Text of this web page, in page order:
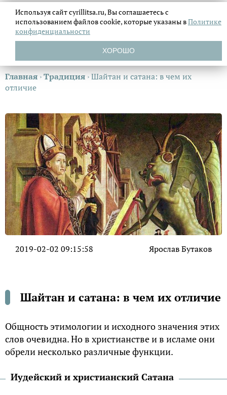
Главная ›Традиция ›Шайтан и сатана: в чем их
отличие
2019-02-02 09:15:58 Ярослав Бутаков
Шайтан и сатана: в чем их отличие
Общность этимологии и исходного значения этих
слов очевидна. Но в христианстве и в исламе они
обрели несколько различные функции.
Иудейский и христианский Сатана
Используя сайт cyrillitsa.ru, Вы соглашаетесь с
использованием файловcookie, которые указаны вПолитике
конфиденциальности
ХОРОШО